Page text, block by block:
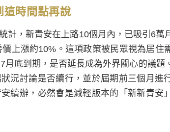
這時間點再說
計，新青安在上路10個月內，已吸引6萬
上漲約10%。這項政策被民眾視為居住
底到期，是否延長成為外界關心的議題
況討論是否續行，並於屆期前三個月進
續辦，必然會是減輕版本的「新新青安